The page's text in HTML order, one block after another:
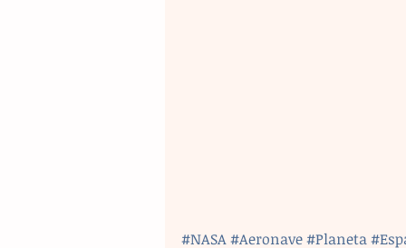
#NASA#Aeronave#Planeta